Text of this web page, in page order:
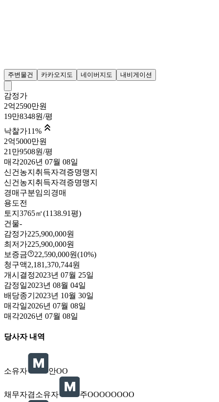
주변물건 카카오지도 네이버지도 내비게이션
감정가
2억2590만원
19만8348원/평
낙찰가11% 
2억5000만원
21만9508원/평
매각2026년 07월 08일
신건 농지취득자격증명맹지
신건 농지취득자격증명맹지
경매구분임의경매
용도전
토지 3765㎡(1138.91평)
건물-
감정가225,900,000원
최저가225,900,000원
보증금
22,590,000원(10%)
청구액2,181,370,744원
개시결정2023년 07월 25일
감정일2023년 08월 04일
배당종기 2023년 10월 30일
매각일2026년 07월 08일
매각2026년 07월 08일
당사자 내역
소유자 안OO
채무자겸소유자 주OOOOOOOO